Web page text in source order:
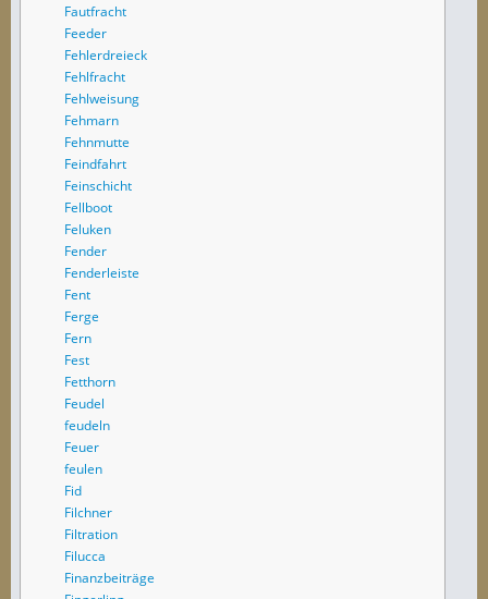
Fautfracht
Feeder
Fehlerdreieck
Fehlfracht
Fehlweisung
Fehmarn
Fehnmutte
Feindfahrt
Feinschicht
Fellboot
Feluken
Fender
Fenderleiste
Fent
Ferge
Fern
Fest
Fetthorn
Feudel
feudeln
Feuer
feulen
Fid
Filchner
Filtration
Filucca
Finanzbeiträge